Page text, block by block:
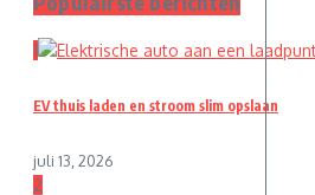
1
EV thuis laden en stroom slim opslaan
juli 13, 2026
2